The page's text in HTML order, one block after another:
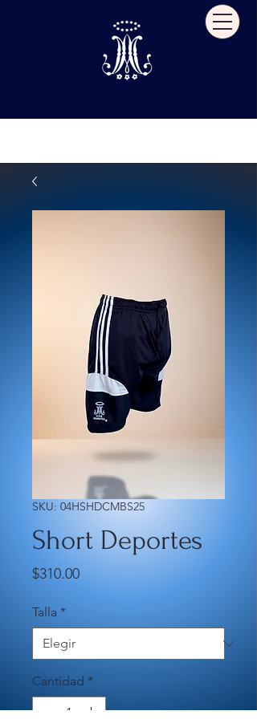
SKU: 04HSHDCMBS25
Short Deportes
$310.00Precio
Talla *
Cantidad *